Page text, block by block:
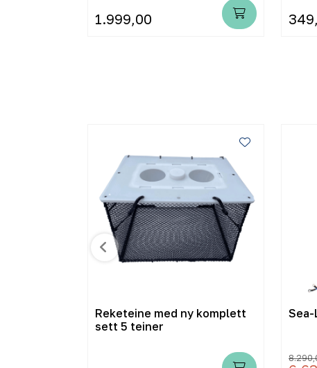
1.999,00
Reketeine med ny komplett
sett 5 teiner